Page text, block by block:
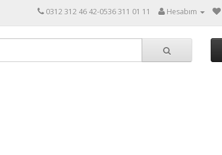
0312 312 46 42-0536 311 01 11 Hesabım